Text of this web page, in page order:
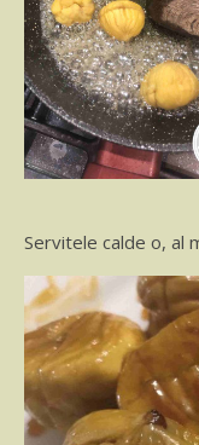
Servitele calde o, al